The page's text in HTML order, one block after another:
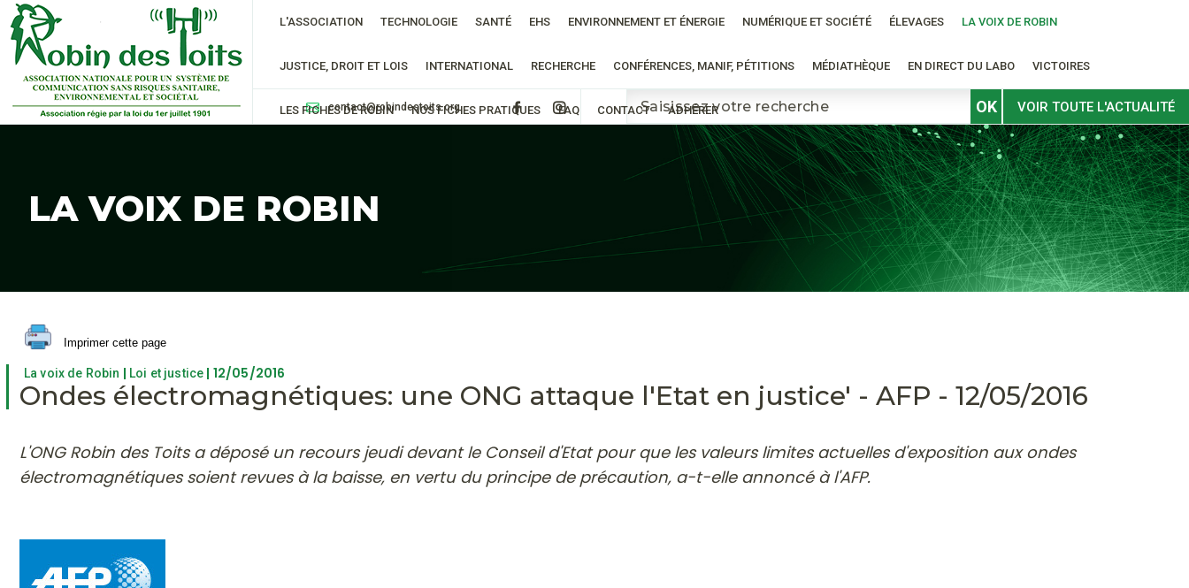
LA VOIX DE ROBIN
L'ASSOCIATION TECHNOLOGIE SANTÉ EHS ENVIRONNEMENT ET ÉNERGIE NUMÉRIQUE ET SOCIÉTÉ ÉLEVAGES LA VOIX DE ROBIN
JUSTICE, DROIT ET LOIS INTERNATIONAL RECHERCHE CONFÉRENCES, MANIF, PÉTITIONS MÉDIATHÈQUE EN DIRECT DU LABO VICTOIRES
LES FICHES DE ROBIN NOS FICHES PRATIQUES FAQ CONTACT ADHÉRER
contact@robindestoits.org OK VOIR TOUTE L'ACTUALITÉ
Imprimer cette page
La voix de Robin | Loi et justice | 12/05/2016
Ondes électromagnétiques: une ONG attaque l'Etat en justice' - AFP - 12/05/2016
L'ONG Robin des Toits a déposé un recours jeudi devant le Conseil d'Etat pour que les valeurs limites actuelles d'exposition aux ondes
électromagnétiques soient revues à la baisse, en vertu du principe de précaution, a-t-elle annoncé à l'AFP.